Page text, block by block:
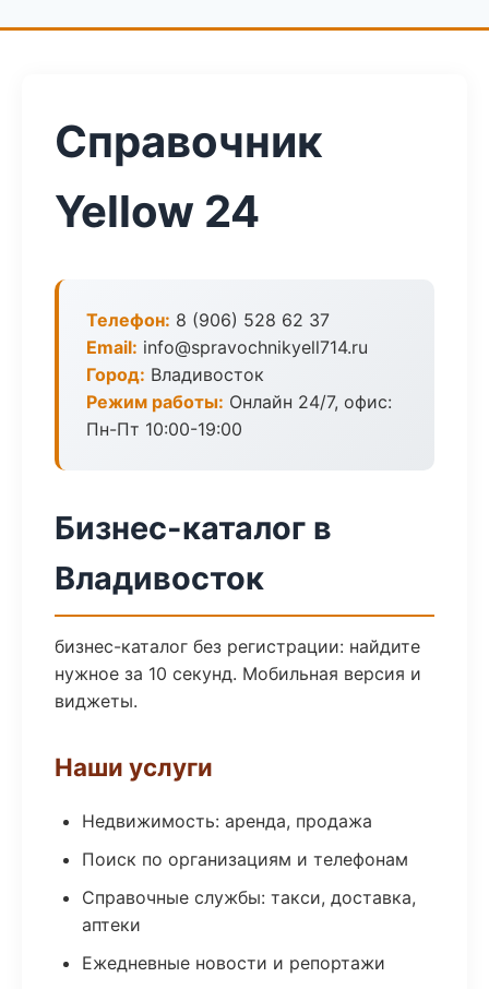
Справочник
Yellow 24
Телефон: 8 (906) 528 62 37
Email: info@spravochnikyell714.ru
Город: Владивосток
Режим работы: Онлайн 24/7, офис:
Пн-Пт 10:00-19:00
Бизнес-каталог в
Владивосток
бизнес-каталог без регистрации: найдите
нужное за 10 секунд. Мобильная версия и
виджеты.
Наши услуги
Недвижимость: аренда, продажа
Поиск по организациям и телефонам
Справочные службы: такси, доставка,
аптеки
Ежедневные новости и репортажи